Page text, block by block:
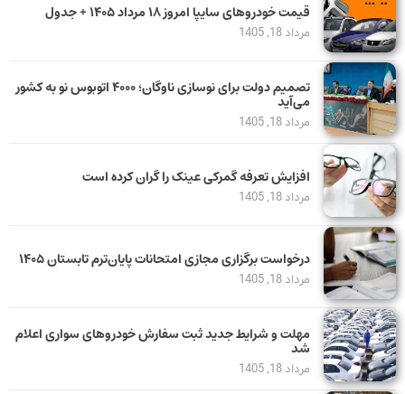
قیمت خودرو‌های سایپا امروز ۱۸ مرداد ۱۴۰۵ + جدول
مرداد 18, 1405
تصمیم دولت برای نوسازی ناوگان؛ ۴۰۰۰ اتوبوس نو به کشور
می‌آید
مرداد 18, 1405
افزایش تعرفه گمرکی عینک را گران کرده است
مرداد 18, 1405
درخواست برگزاری مجازی امتحانات پایان‌ترم تابستان ۱۴۰۵
مرداد 18, 1405
مهلت و شرایط جدید ثبت سفارش خودروهای سواری اعلام
شد
مرداد 18, 1405